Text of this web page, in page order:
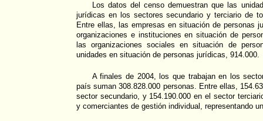
Los datos del censo demuestran que las
jurídicas en los sectores secundario y terciario de
Entre ellas, las empresas en situación de personas
organizaciones e instituciones en situación de
las organizaciones sociales en situación de
unidades en situación de personas jurídicas, 914.000.
A finales de 2004, los que trabajan en los
país suman 308.828.000 personas. Entre ellas,
sector secundario, y 154.190.000 en el sector
y comerciantes de gestión individual, representando